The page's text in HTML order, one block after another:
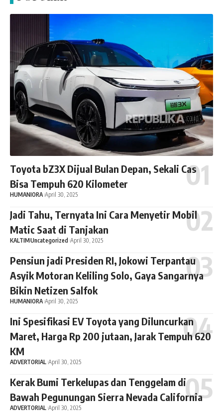
Toyota bZ3X Dijual Bulan Depan, Sekali Cas
Bisa Tempuh 620 Kilometer
HUMANIORA April 30, 2025
Jadi Tahu, Ternyata Ini Cara Menyetir Mobil
Matic Saat di Tanjakan
KALTIMUncategorized April 30, 2025
Pensiun jadi Presiden RI, Jokowi Terpantau
Asyik Motoran Keliling Solo, Gaya Sangarnya
Bikin Netizen Salfok
HUMANIORA April 30, 2025
Ini Spesifikasi EV Toyota yang Diluncurkan
Maret, Harga Rp 200 jutaan, Jarak Tempuh 620
KM
ADVERTORIAL April 30, 2025
Kerak Bumi Terkelupas dan Tenggelam di
Bawah Pegunungan Sierra Nevada California
ADVERTORIAL April 30, 2025